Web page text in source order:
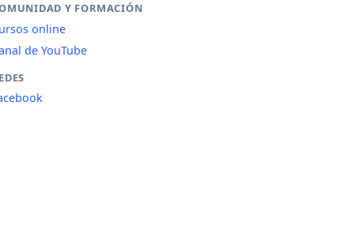
Y FORMACIÓN
online
de YouTube